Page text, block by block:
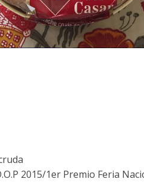
2015/1er Premio Feria